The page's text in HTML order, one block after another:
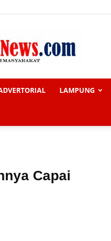
LAMPUNG
Capai